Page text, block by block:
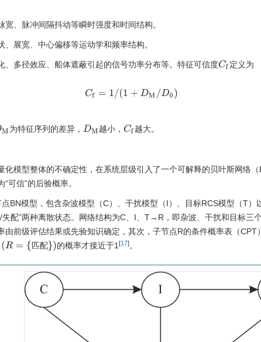
、脉冲间隔抖动等瞬时强度和时间结构。
展宽、中心偏移等运动学和频率结构。
、多径效应、船体遮蔽引起的信号功率分布等。特征可信度Cf 定义为
C = 1/(1 +D M/D0)
M 为特征序列的差异， DM 越小， Cf 越大。
化模型整体的不确定性，在系统层级引入了一个可解释的贝叶斯网络
可信”的后验概率。
BN模型，包含杂波模型（C）、干扰模型（I）、目标RCS模型（T
/失配”两种离散状态。网络结构为C、I、T→R，即杂波、干扰和目标三
前级评估结果或先验知识确定，其次，子节点R的条件概率表（CPT）
匹配
(R= 匹 配 }) 的概率才接近于1[17]。